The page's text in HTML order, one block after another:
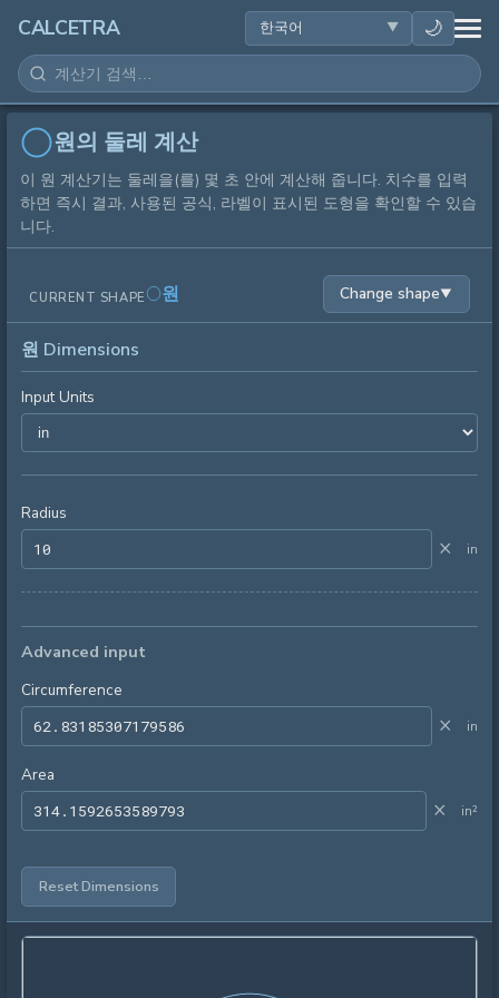
CALCETRA 🌙
수학
변환
과학
기타 도구
원의 둘레 계산
이 원 계산기는 둘레을(를) 몇 초 안에 계산해 줍니다. 치수를 입력
하면 즉시 결과, 사용된 공식, 라벨이 표시된 도형을 확인할 수 있습
니다.
CURRENT SHAPE 원 Change shape▼
원 Dimensions
Input Units
Radius
× in
Advanced input
Circumference
× in
Area
× in²
Reset Dimensions